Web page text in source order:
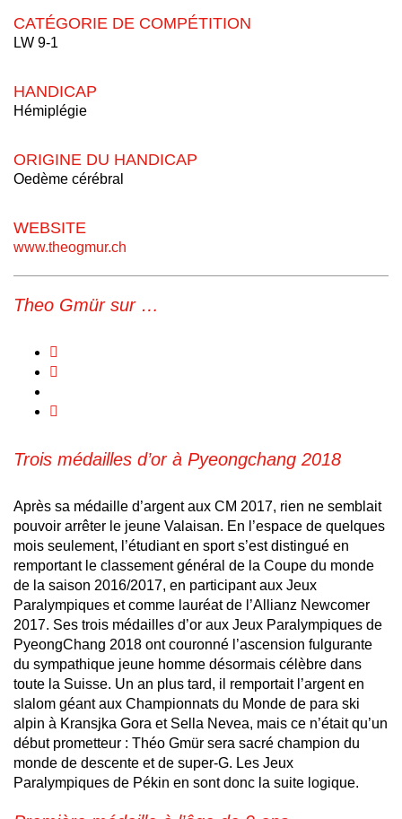
CATÉGORIE DE COMPÉTITION
LW 9-1
HANDICAP
Hémiplégie
ORIGINE DU HANDICAP
Oedème cérébral
WEBSITE
www.theogmur.ch
Theo Gmür sur …
Trois médailles d’or à Pyeongchang 2018
Après sa médaille d’argent aux CM 2017, rien ne semblait
pouvoir arrêter le jeune Valaisan. En l’espace de quelques
mois seulement, l’étudiant en sport s’est distingué en
remportant le classement général de la Coupe du monde
de la saison 2016/2017, en participant aux Jeux
Paralympiques et comme lauréat de l’Allianz Newcomer
2017. Ses trois médailles d’or aux Jeux Paralympiques de
PyeongChang 2018 ont couronné l’ascension fulgurante
du sympathique jeune homme désormais célèbre dans
toute la Suisse. Un an plus tard, il remportait l’argent en
slalom géant aux Championnats du Monde de para ski
alpin à Kransjka Gora et Sella Nevea, mais ce n’était qu’un
début prometteur : Théo Gmür sera sacré champion du
monde de descente et de super-G. Les Jeux
Paralympiques de Pékin en sont donc la suite logique.